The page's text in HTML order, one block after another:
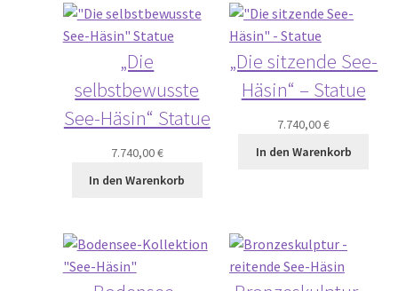
„Die
selbstbewusste
See-Häsin“ Statue
7.740,00€
In den Warenkorb
„Die sitzende See-
Häsin“ – Statue
7.740,00€
In den Warenkorb